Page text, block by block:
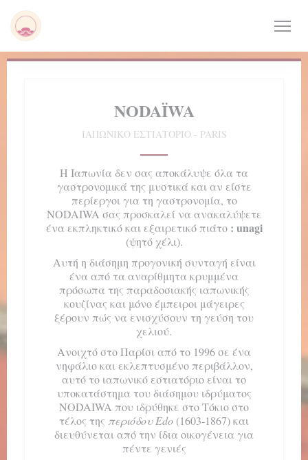
NODAÏWA
ΙΑΠΩΝΙΚΌ ΕΣΤΙΑΤΌΡΙΟ - PARIS
Η Ιαπωνία δεν σας αποκάλυψε όλα τα
γαστρονομικά της μυστικά και αν είστε
περίεργοι για τη γαστρονομία, το
NODAIWA σας προσκαλεί να ανακαλύψετε
ένα εκπληκτικό και εξαιρετικό πιάτο : unagi
(ψητό χέλι).
Αυτή η διάσημη προγονική συνταγή είναι
ένα από τα αναρίθμητα κρυμμένα
πρόσωπα της παραδοσιακής ιαπωνικής
κουζίνας και μόνο έμπειροι μάγειρες
ξέρουν πώς να ενισχύσουν τη γεύση του
χελιού.
Ανοιχτό στο Παρίσι από το 1996 σε ένα
νηφάλιο και εκλεπτυσμένο περιβάλλον,
αυτό το ιαπωνικό εστιατόριο είναι το
υποκατάστημα του διάσημου ιδρύματος
NODAIWA που ιδρύθηκε στο Τόκιο στο
τέλος της περιόδου Edo (1603-1867) και
διευθύνεται από την ίδια οικογένεια για
πέντε γενιές